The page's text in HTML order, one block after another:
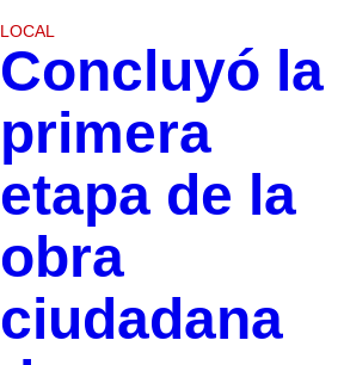
LOCAL
Concluyó la
primera
etapa de la
obra
ciudadana